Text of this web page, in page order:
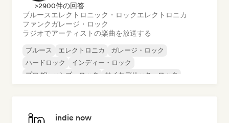
>2900件の回答
ブルースエレクトロニック・ロックエレクトロニカ
ファンクガレージ・ロック
ラジオでアーティストの楽曲を放送する
ブルース エレクトロニカ
ガレージ・ロック
ハードロック
インディー・ロック
プログレッシブ・ロック
サイケデリック・ロック
indie now